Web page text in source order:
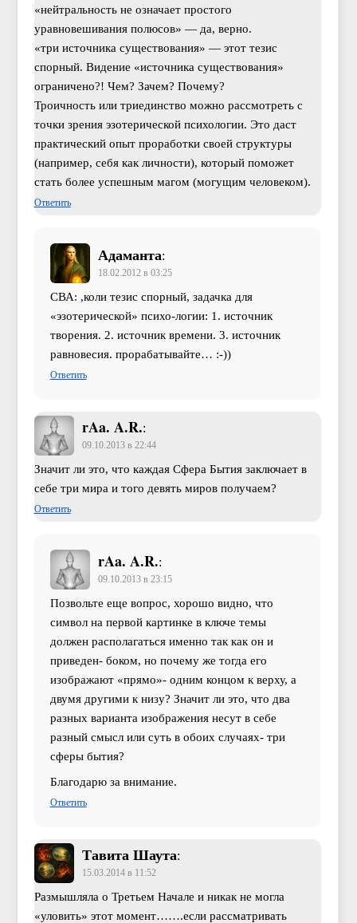
«нейтральность не означает простого
уравновешивания полюсов» — да, верно.
«три источника существования» — этот тезис
спорный. Видение «источника существования»
ограничено?! Чем? Зачем? Почему?
Троичность или триединство можно рассмотреть с
точки зрения эзотерической психологии. Это даст
практический опыт проработки своей структуры
(например, себя как личности), который поможет
стать более успешным магом (могущим человеком).
Ответить
Адаманта:
18.02.2012 в 03:25
СВА: ,коли тезис спорный, задачка для
«эзотерической» психо-логии: 1. источник
творения. 2. источник времени. 3. источник
равновесия. прорабатывайте… :-))
Ответить
rAa. A.R.:
09.10.2013 в 22:44
Значит ли это, что каждая Сфера Бытия заключает в
себе три мира и того девять миров получаем?
Ответить
rAa. A.R.:
09.10.2013 в 23:15
Позвольте еще вопрос, хорошо видно, что
символ на первой картинке в ключе темы
должен располагаться именно так как он и
приведен- боком, но почему же тогда его
изображают «прямо»- одним концом к верху, а
двумя другими к низу? Значит ли это, что два
разных варианта изображения несут в себе
разный смысл или суть в обоих случаях- три
сферы бытия?
Благодарю за внимание.
Ответить
Тавита Шаута:
15.03.2014 в 11:52
Размышляла о Третьем Начале и никак не могла
«уловить» этот момент…….если рассматривать